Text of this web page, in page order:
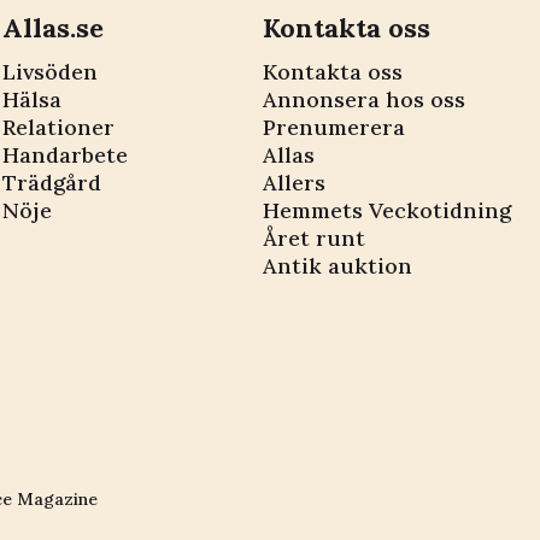
Allas.se
Livsöden
Hälsa
Relationer
Handarbete
Trädgård
Nöje
Kontakta oss
Kontakta oss
Annonsera hos oss
Prenumerera
Allas
Allers
Hemmets Veckotidning
Året runt
Antik auktion
Magazine